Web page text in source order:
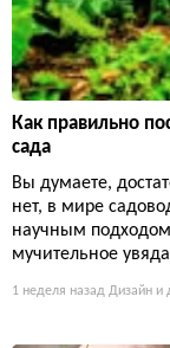
Как правильно
сада
Вы думаете,
нет, в мире
научным
мучительное
1 неделя назад Дизайн и